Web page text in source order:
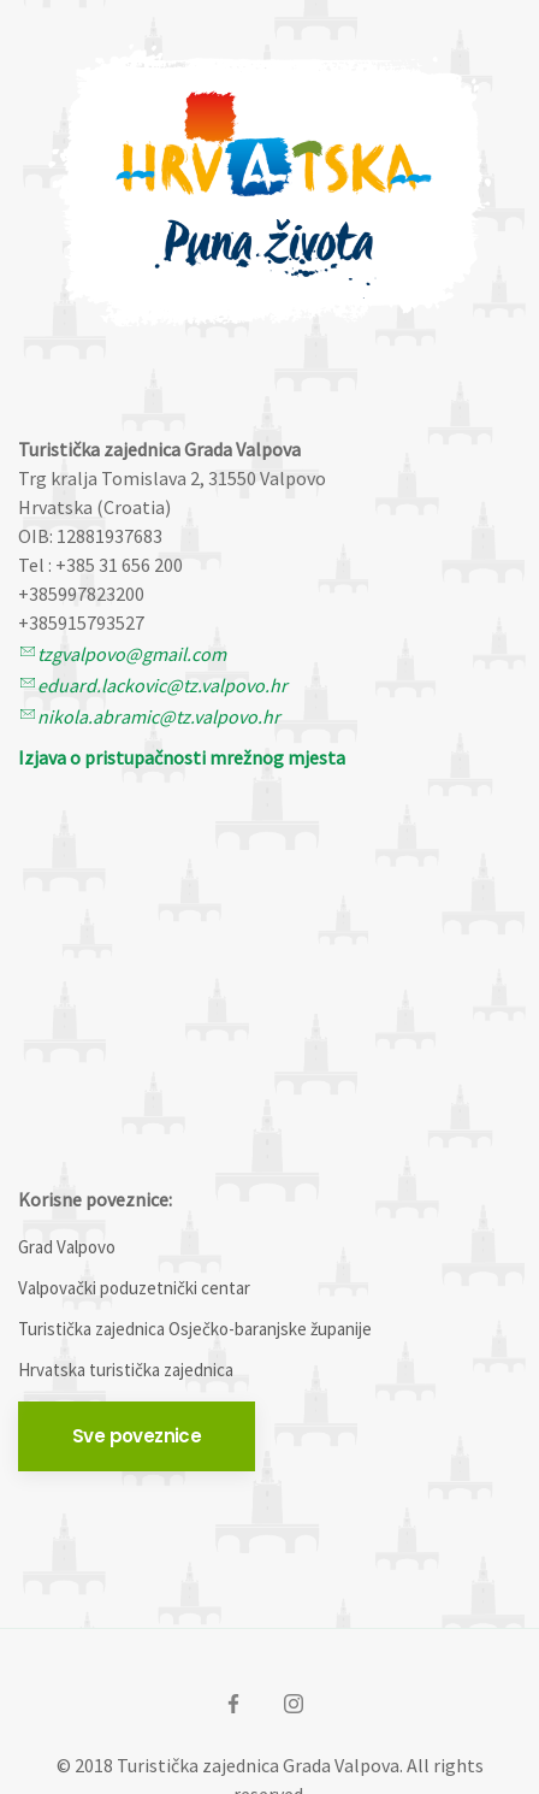
Turistička zajednica Grada Valpova
Trg kralja Tomislava 2, 31550 Valpovo
Hrvatska (Croatia)
OIB: 12881937683
Tel : +385 31 656 200
+385997823200
+385915793527
tzgvalpovo@gmail.com
eduard.lackovic@tz.valpovo.hr
nikola.abramic@tz.valpovo.hr
Izjava o pristupačnosti mrežnog mjesta
Korisne poveznice:
Grad Valpovo
Valpovački poduzetnički centar
Turistička zajednica Osječko-baranjske županije
Hrvatska turistička zajednica
Sve poveznice
© 2018 Turistička zajednica Grada Valpova. All rights